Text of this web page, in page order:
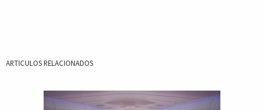
ARTICULOS RELACIONADOS